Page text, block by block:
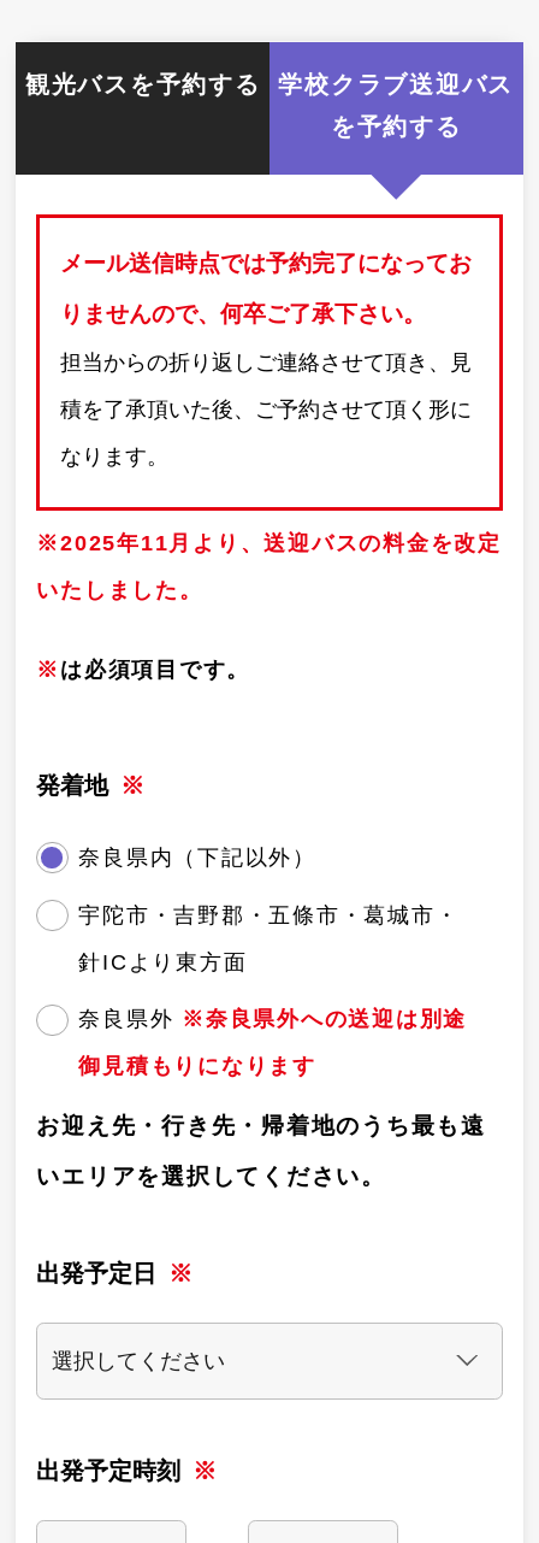
観光バスを予約する
学校クラブ送迎バス
を予約する
メール送信時点では予約完了になってお
りませんので、何卒ご了承下さい。
担当からの折り返しご連絡させて頂き、見
積を了承頂いた後、ご予約させて頂く形に
なります。
※2025年11月より、送迎バスの料金を改定
いたしました。
※ は必須項目です。
発着地
奈良県内（下記以外）
宇陀市・吉野郡・五條市・葛城市・
針ICより東⽅⾯
奈良県外 ※奈良県外への送迎は別途
御見積もりになります
お迎え先・行き先・帰着地のうち最も遠
いエリアを選択してください。
出発予定日
出発予定時刻